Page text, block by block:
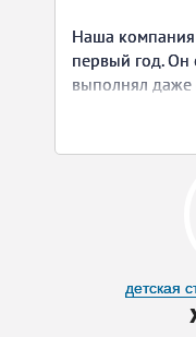
Наша компания
первый год. Он
выполнял
вносил
Всегда давал
развернутые
отдельное
Большое
детская